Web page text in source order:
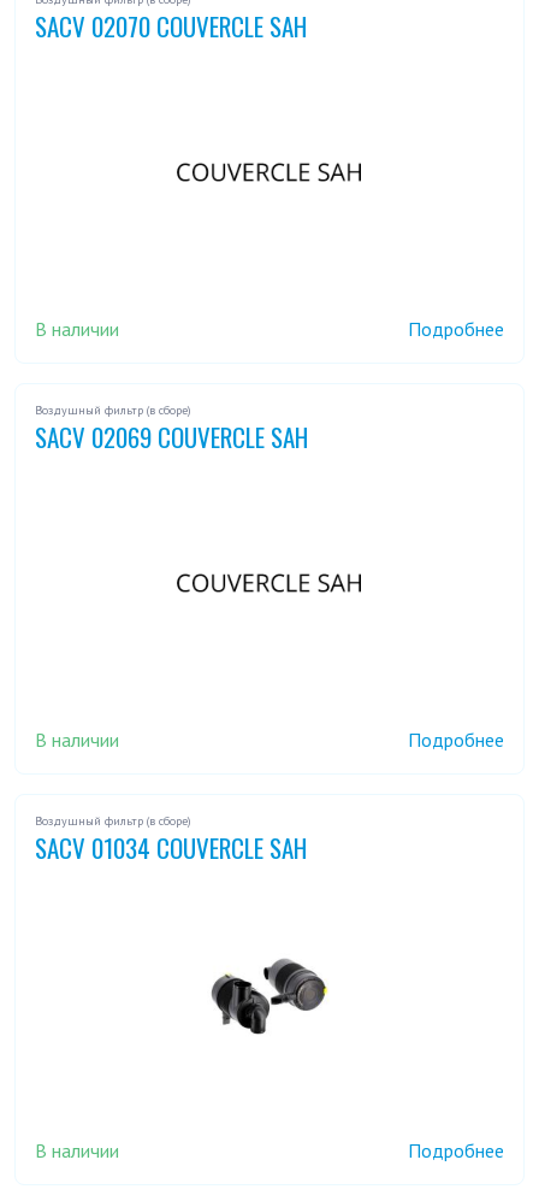
SACV 02070 COUVERCLE SAH
В наличии Подробнее
Воздушный фильтр (в сборе)
SACV 02069 COUVERCLE SAH
В наличии Подробнее
Воздушный фильтр (в сборе)
SACV 01034 COUVERCLE SAH
В наличии Подробнее